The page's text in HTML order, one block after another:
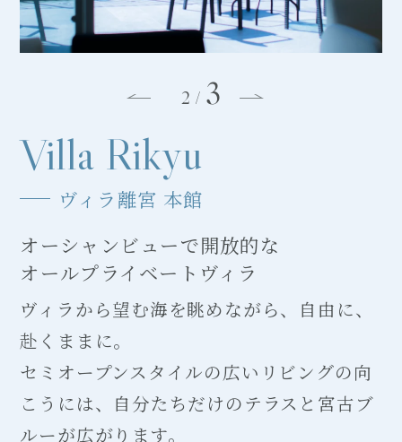
3 / 3
Villa Rikyu
ヴィラ離宮 本館
オーシャンビューで開放的な
オールプライベートヴィラ
ヴィラから望む海を眺めながら、自由に、
赴くままに。
セミオープンスタイルの広いリビングの向
こうには、自分たちだけのテラスと宮古ブ
ルーが広がります。